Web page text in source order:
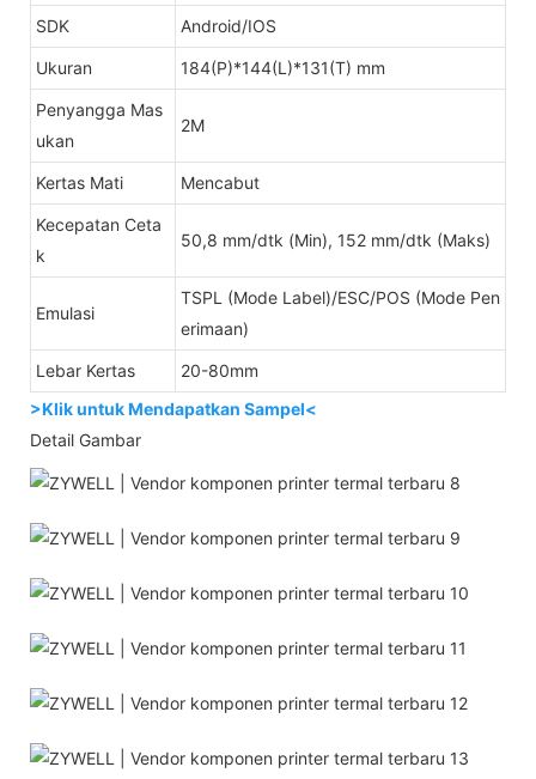
SDK Android/IOS
Ukuran 184(P)*144(L)*131(T) mm
Penyangga Mas
ukan
2M
Kertas Mati Mencabut
Kecepatan Ceta
k
50,8 mm/dtk (Min), 152 mm/dtk (Maks)
Emulasi
TSPL (Mode Label)/ESC/POS (Mode Pen
erimaan)
Lebar Kertas
20-80mm
>Klik untuk Mendapatkan Sampel<
Detail Gambar